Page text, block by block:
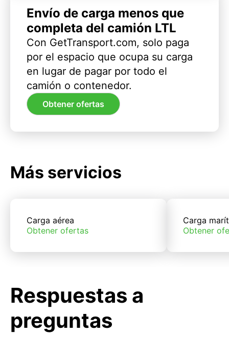
Envío de carga menos que
completa del camión LTL
Con GetTransport.com, solo paga
por el espacio que ocupa su carga
en lugar de pagar por todo el
camión o contenedor.
Obtener ofertas
Más servicios
Carga aérea
Obtener ofertas
Carga
Obtener
Respuestas a
preguntas